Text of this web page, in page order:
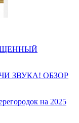
ЗВУКА! ОБЗОР
на 2025